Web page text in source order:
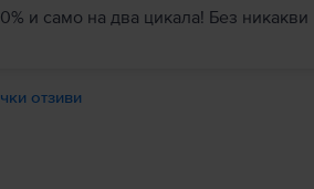
и само на два цикала! Без никакви
отзиви